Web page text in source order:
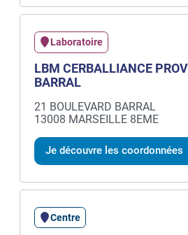
Laboratoire
LBM CERBALLIANCE
BARRAL
21 BOULEVARD BARRAL
13008 MARSEILLE 8EME
Je découvre les coordonnées
Centre